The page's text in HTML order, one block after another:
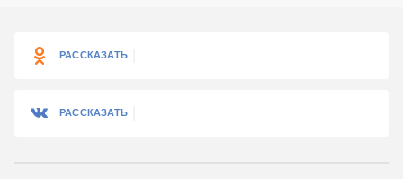
РАССКАЗАТЬ
РАССКАЗАТЬ